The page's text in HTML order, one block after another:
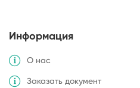
Информация
О нас
Заказать документ